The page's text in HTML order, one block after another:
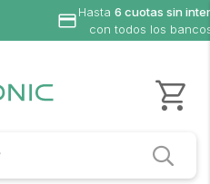
Hasta 6 cuotas sin
con todos los